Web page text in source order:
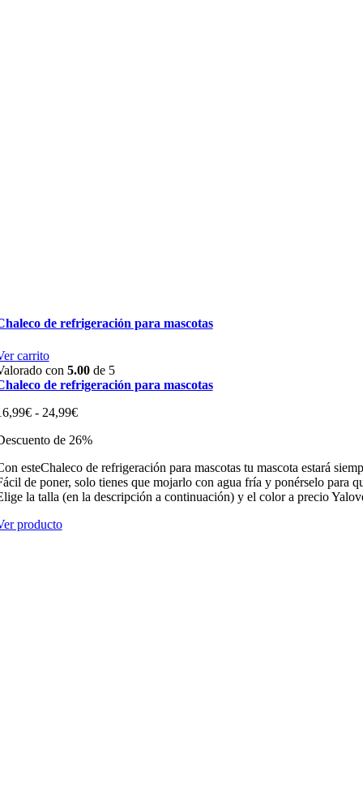
de refrigeración para mascotas
carrito
con 5.00de 5
de refrigeración para mascotas
€ - 24,99€Rango
precios:
16,99€
hasta
24,99€
de 26%
esteChaleco de refrigeración para mascotas tu mascota estará
de poner, solo tienes que mojarlo con agua fría y ponérselo para
la talla (en la descripción a continuación) y el color a precio
producto